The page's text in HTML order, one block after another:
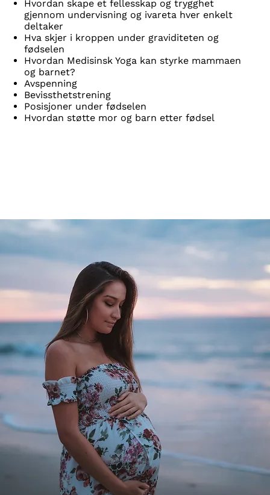
Hvordan skape et fellesskap og trygghet
gjennom undervisning og ivareta hver enkelt
deltaker
Hva skjer i kroppen under graviditeten og
fødselen
Hvordan Medisinsk Yoga kan styrke mammaen
og barnet?
Avspenning
Bevissthetstrening
Posisjoner under fødselen
Hvordan støtte mor og barn etter fødsel